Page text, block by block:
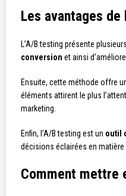
Les avantages de
L’A/B testing présente
conversion et ainsi
Ensuite, cette méthode offre
éléments attirent le plus
marketing.
Enfin, l’A/B testing est un outil
décisions éclairées en
Comment mettre